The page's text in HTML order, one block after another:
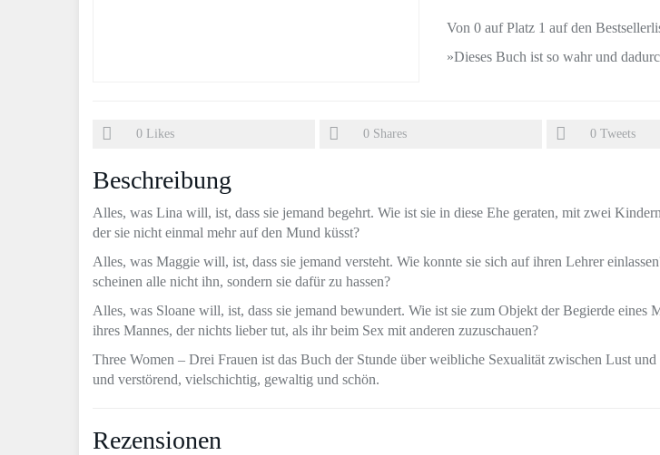
Von 0 auf Platz 1 auf den
»Dieses Buch ist so wahr und
0 Likes 0 Shares 0 Tweets
Beschreibung
Alles, was Lina will, ist, dass sie jemand begehrt. Wie ist sie in diese Ehe geraten, mit zwei
der sie nicht einmal mehr auf den Mund küsst?
Alles, was Maggie will, ist, dass sie jemand versteht. Wie konnte sie sich auf ihren Lehrer
scheinen alle nicht ihn, sondern sie dafür zu hassen?
Alles, was Sloane will, ist, dass sie jemand bewundert. Wie ist sie zum Objekt der Begierde eines
ihres Mannes, der nichts lieber tut, als ihr beim Sex mit anderen zuzuschauen?
Three Women – Drei Frauen ist das Buch der Stunde über weibliche Sexualität zwischen Lust und
und verstörend, vielschichtig, gewaltig und schön.
Rezensionen